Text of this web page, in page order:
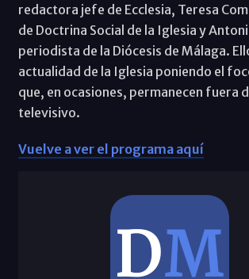
redactora jefe de Ecclesia, Teresa
de Doctrina Social de la Iglesia y
periodista de la Diócesis de Málaga.
actualidad de la Iglesia poniendo el
que, en ocasiones, permanecen fuera
televisivo.
Vuelve a ver el programa aquí